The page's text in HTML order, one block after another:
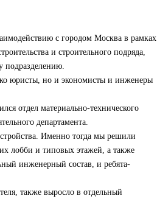
с городом Москва в рамках
и строительного подряда,
подразделению.
юристы, но и экономисты и инженеры
отдел материально-технического
департамента.
Именно тогда мы решили
лобби и типовых этажей, а также
инженерный состав, и ребята-
также выросло в отдельный